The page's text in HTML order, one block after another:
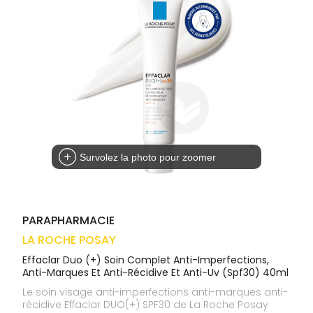
Survolez la photo pour zoomer
PARAPHARMACIE
LA ROCHE POSAY
Effaclar Duo (+) Soin Complet Anti-Imperfections,
Anti-Marques Et Anti-Récidive Et Anti-Uv (Spf30) 40ml
Le soin visage anti-imperfections anti-marques anti-
récidive Effaclar DUO(+) SPF30 de La Roche Posay